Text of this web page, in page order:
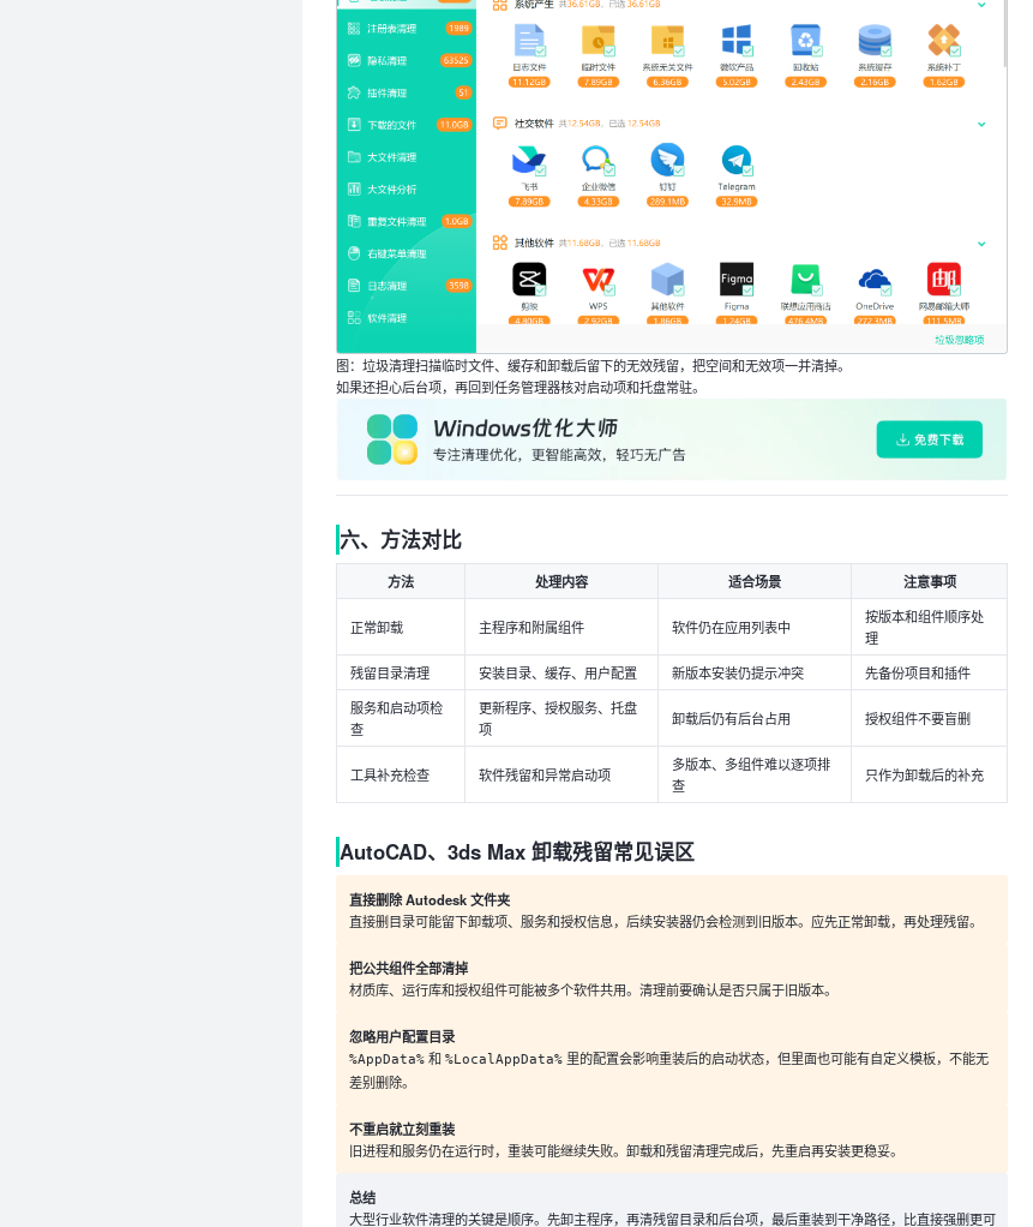
图：垃圾清理扫描临时文件、缓存和卸载后留下的无效残留，把空间和无效项一并清掉。
如果还担心后台项，再回到任务管理器核对启动项和托盘常驻。
六、方法对比
方法 处理内容 适合场景 注意事项
正常卸载 主程序和附属组件 软件仍在应用列表中
按版本和组件顺序处
理
残留目录清理
安装目录、缓存、用户配置 新版本安装仍提示冲突
先备份项目和插件
服务和启动项检
查
更新程序、授权服务、托盘
项
卸载后仍有后台占用 授权组件不要盲删
工具补充检查 软件残留和异常启动项
多版本、多组件难以逐项排
查
只作为卸载后的补充
AutoCAD、3ds Max 卸载残留常见误区
直接删除 Autodesk 文件夹
直接删目录可能留下卸载项、服务和授权信息，后续安装器仍会检测到旧版本。应先正常卸载，再处理残留。
把公共组件全部清掉
材质库、运行库和授权组件可能被多个软件共用。清理前要确认是否只属于旧版本。
忽略用户配置目录
%AppData%和 %LocalAppData%里的配置会影响重装后的启动状态，但里面也可能有自定义模板，不能无
差别删除。
不重启就立刻重装
旧进程和服务仍在运行时，重装可能继续失败。卸载和残留清理完成后，先重启再安装更稳妥。
总结
大型行业软件清理的关键是顺序。先卸主程序，再清残留目录和后台项，最后重装到干净路径，比直接强删更可